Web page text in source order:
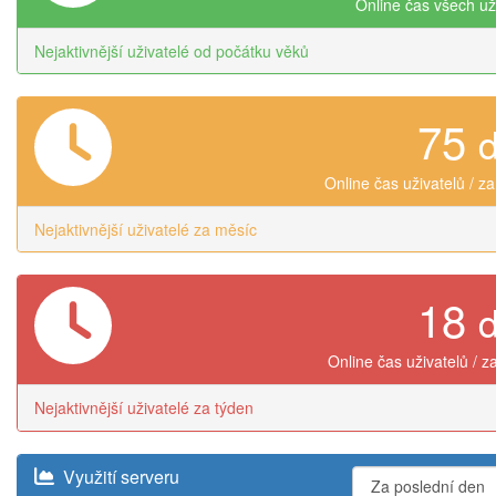
Nejaktivnější uživatelé od počátku věků
75
Online čas uživatelů /
Nejaktivnější uživatelé za měsíc
18
Online čas uživatelů /
Nejaktivnější uživatelé za týden
Využití serveru